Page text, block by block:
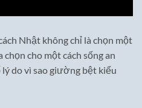
Nhật không chỉ là chọn một
cho một cách sống an
do vì sao giường bệt kiểu